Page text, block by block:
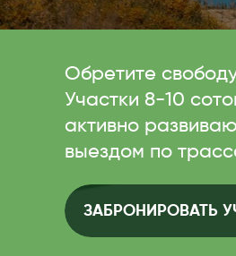
ЗАБРОНИРОВАТЬ
Обретите
Участки 8-10
активно
выездом по